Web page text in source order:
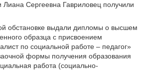
Сергеевна Гавриловец получили
обстановке выдали дипломы о высшем
образца с присвоением
по социальной работе – педагог»
формы получения образования
работа (социально-